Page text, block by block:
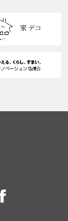
家デコ